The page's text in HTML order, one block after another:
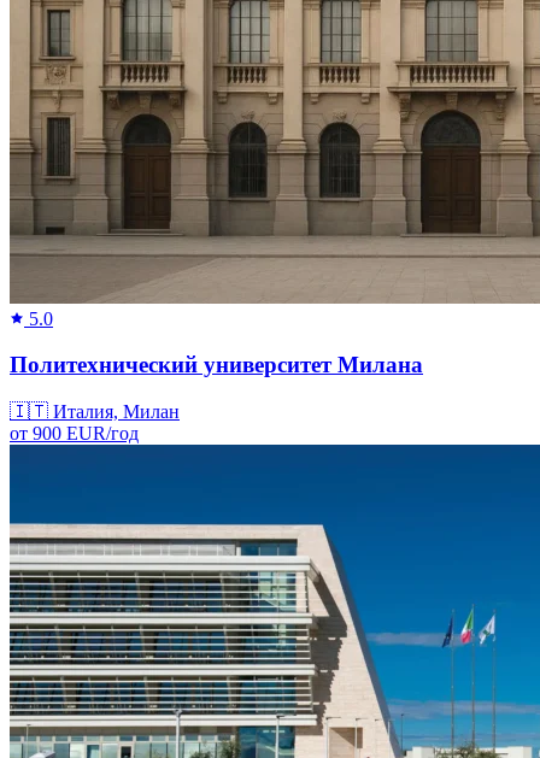
5.0
Политехнический университет Милана
🇮🇹 Италия, Милан
от 900 EUR/год